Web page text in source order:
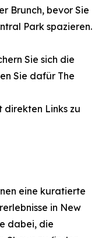
Brunch, bevor Sie
Park spazieren.
Sie sich die
Sie dafür The
direkten Links zu
eine kuratierte
in New
dabei, die